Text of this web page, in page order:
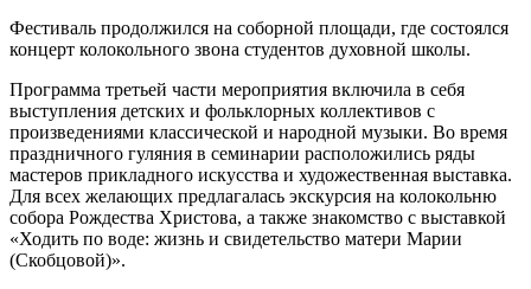
Фестиваль продолжился на соборной площади, где состоялся
концерт колокольного звона студентов духовной школы.
Программа третьей части мероприятия включила в себя
выступления детских и фольклорных коллективов с
произведениями классической и народной музыки. Во время
праздничного гуляния в семинарии расположились ряды
мастеров прикладного искусства и художественная выставка.
Для всех желающих предлагалась экскурсия на колокольню
собора Рождества Христова, а также знакомство с выставкой
«Ходить по воде: жизнь и свидетельство матери Марии
(Скобцовой)».